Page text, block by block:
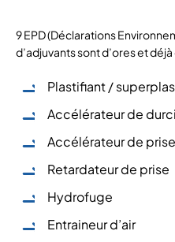
9 EPD (Déclarations
d’adjuvants sont d’ores et
Plastifiant /
Accélérateur de
Accélérateur de prise
Retardateur de prise
Hydrofuge
Entraineur d’air